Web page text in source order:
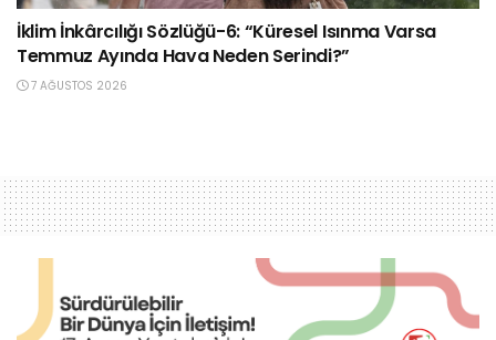
İklim İnkârcılığı Sözlüğü-6: “Küresel Isınma Varsa
Temmuz Ayında Hava Neden Serindi?”
7 AĞUSTOS 2026